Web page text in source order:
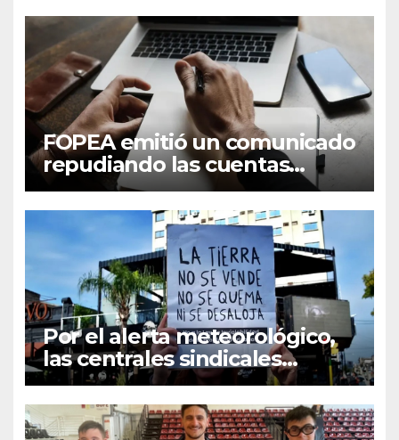
FOPEA emitió un comunicado
repudiando las cuentas
pseudo periodísticas de
Instagram en Mar del Plata
Por el alerta meteorológico,
las centrales sindicales
suspendieron la convocatoria
contra la Ley de Tierras en
Mar del Plata